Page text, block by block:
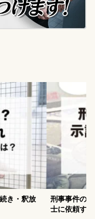
き・釈放
刑事事件の
士に依頼す